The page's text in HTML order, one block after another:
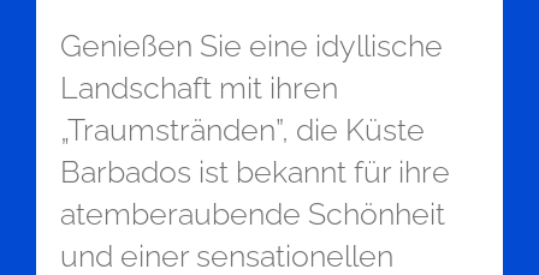
Genießen Sie eine idyllische
Landschaft mit ihren
„Traumstränden”, die Küste
Barbados ist bekannt für ihre
atemberaubende Schönheit
und einer sensationellen